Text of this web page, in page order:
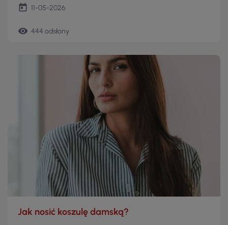
today 11-05-2026
remove_red_eye 444 odsłony
Jak nosić koszulę damską?